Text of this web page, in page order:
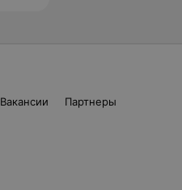
Вакансии
Партнеры